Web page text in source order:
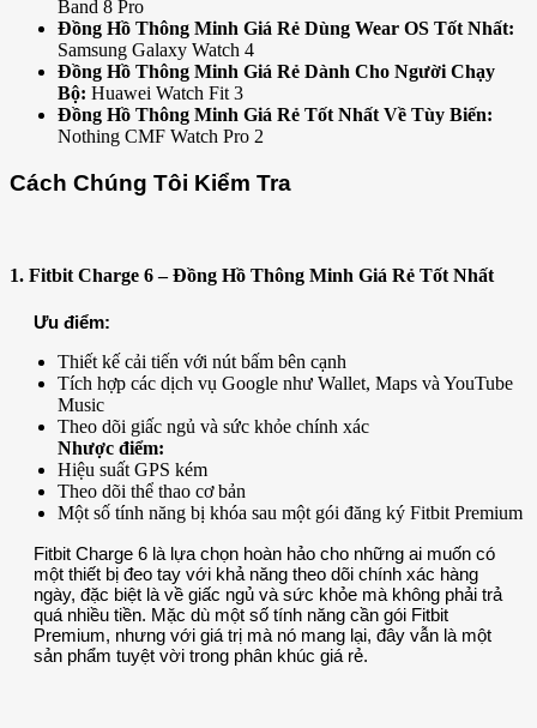
Band 8 Pro
Đồng Hồ Thông Minh Giá Rẻ Dùng Wear OS Tốt Nhất:
Samsung Galaxy Watch 4
Đồng Hồ Thông Minh Giá Rẻ Dành Cho Người Chạy
Bộ: Huawei Watch Fit 3
Đồng Hồ Thông Minh Giá Rẻ Tốt Nhất Về Tùy Biến:
Nothing CMF Watch Pro 2
Cách Chúng Tôi Kiểm Tra
1. Fitbit Charge 6 – Đồng Hồ Thông Minh Giá Rẻ Tốt Nhất
Ưu điểm:
Thiết kế cải tiến với nút bấm bên cạnh
Tích hợp các dịch vụ Google như Wallet, Maps và YouTube
Music
Theo dõi giấc ngủ và sức khỏe chính xác
Nhược điểm:
Hiệu suất GPS kém
Theo dõi thể thao cơ bản
Một số tính năng bị khóa sau một gói đăng ký Fitbit Premium
Fitbit Charge 6 là lựa chọn hoàn hảo cho những ai muốn có
một thiết bị đeo tay với khả năng theo dõi chính xác hàng
ngày, đặc biệt là về giấc ngủ và sức khỏe mà không phải trả
quá nhiều tiền. Mặc dù một số tính năng cần gói Fitbit
Premium, nhưng với giá trị mà nó mang lại, đây vẫn là một
sản phẩm tuyệt vời trong phân khúc giá rẻ.